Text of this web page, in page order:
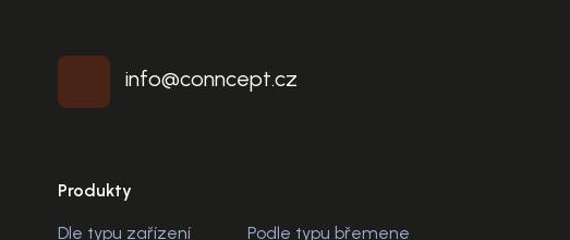
info@conncept.cz
Produkty
Dle typu zařízení Podle typu břemene